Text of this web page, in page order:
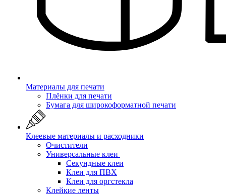
Материалы для печати
Плёнки для печати
Бумага для широкоформатной печати
Клеевые материалы и расходники
Очистители
Универсальные клеи
Секундные клеи
Клеи для ПВХ
Клеи для оргстекла
Клейкие ленты